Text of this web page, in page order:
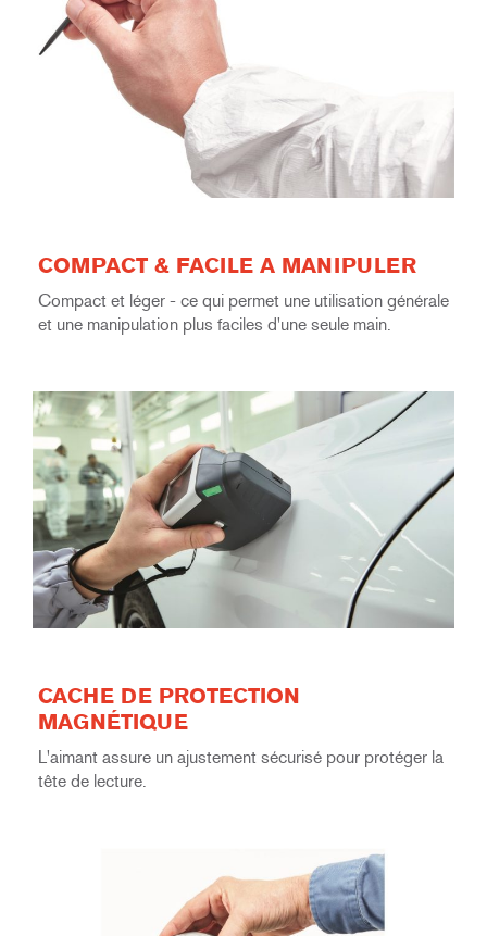
COMPACT & FACILE A MANIPULER
Compact et léger - ce qui permet une utilisation générale
et une manipulation plus faciles d'une seule main.
CACHE DE PROTECTION
MAGNÉTIQUE
L'aimant assure un ajustement sécurisé pour protéger la
tête de lecture.